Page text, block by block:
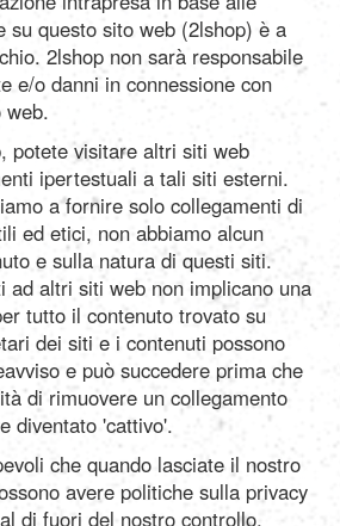
Polski
Türkçe
中文
su questo sito web (2lshop) è a
2lshop non sarà responsabile
e/o danni in connessione con
web.
potete visitare altri siti web
ipertestuali a tali siti esterni.
a fornire solo collegamenti di
ed etici, non abbiamo alcun
e sulla natura di questi siti.
ad altri siti web non implicano una
tutto il contenuto trovato su
dei siti e i contenuti possono
e può succedere prima che
di rimuovere un collegamento
diventato 'cattivo'.
che quando lasciate il nostro
avere politiche sulla privacy
di fuori del nostro controllo.